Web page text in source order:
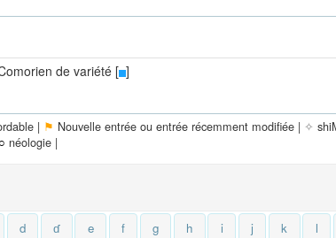
de variété [ ]
| ⚑ Nouvelle entrée ou entrée récemment modifiée | ✧
○ néologie |
d ɗ e f g h i j k l